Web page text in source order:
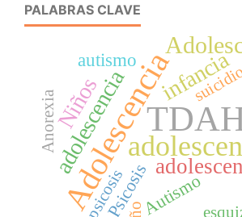
PALABRAS CLAVE
Adolescencia
adolescencia
Niños infancia
autismo
Autismo
Psicosis
psicosis
Anorexia